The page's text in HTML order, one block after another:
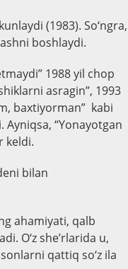
(1983). So‘ngra,
boshlaydi.
1988 yil chop
asragin”, 1993
baxtiyorman” kabi
Ayniqsa, “Yonayotgan
keldi.
bilan
ahamiyati, qalb
O‘z she’rlarida u,
qattiq so‘z ila